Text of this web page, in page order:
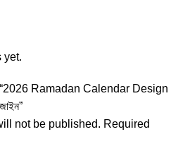
yet.
Ramadan Calendar Design
not be published. Required